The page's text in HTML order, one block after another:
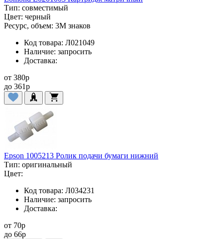
Тип: совместимый
Цвет: черный
Ресурс, объем: 3M знаков
Код товара: Л021049
Наличие: запросить
Доставка:
от 380p
до 361p
Epson 1005213 Ролик подачи бумаги нижний
Тип: оригинальный
Цвет:
Код товара: Л034231
Наличие: запросить
Доставка:
от 70p
до 66p